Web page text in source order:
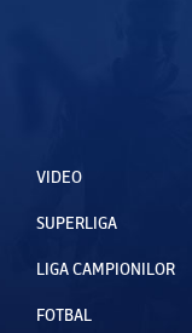
VIDEO
SUPERLIGA
LIGA CAMPIONILOR
FOTBAL